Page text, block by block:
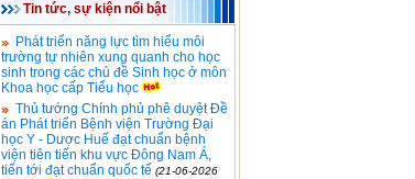
Tin tức, sự kiện nổi bật
Phát triển năng lực tìm hiểu môi
trường tự nhiên xung quanh cho học
sinh trong các chủ đề Sinh học ở môn
Khoa học cấp Tiểu học
Thủ tướng Chính phủ phê duyệt Đề
án Phát triển Bệnh viện Trường Đại
học Y - Dược Huế đạt chuẩn bệnh
viện tiên tiến khu vực Đông Nam Á,
tiến tới đạt chuẩn quốc tế (21-06-2026